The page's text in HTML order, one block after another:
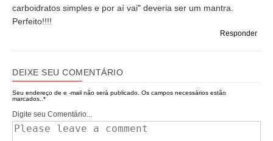
carboidratos simples e por aí vai" deveria ser um mantra.
Perfeito!!!!
Responder
DEIXE SEU COMENTÁRIO
Seu endereço de e -mail não será publicado. Os campos necessários estão
marcados.. *
Digite seu Comentário...